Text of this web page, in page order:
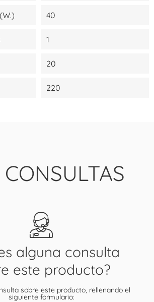
40
1
20
220
CONSULTAS
alguna consulta
este producto?
sobre este producto, rellenando el
siguiente formulario: